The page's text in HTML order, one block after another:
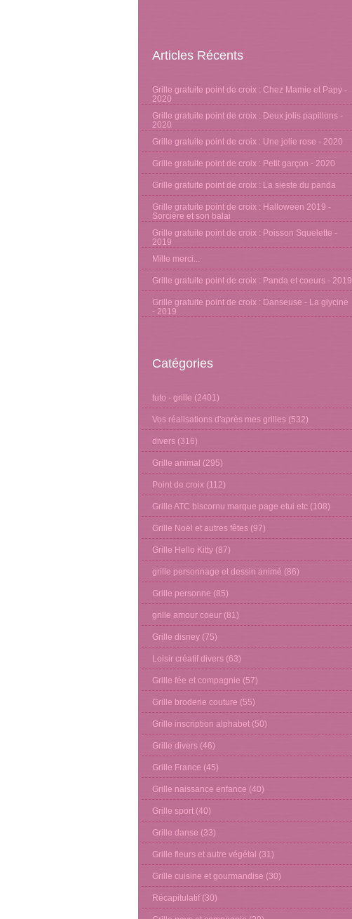
Articles Récents
Grille gratuite point de croix : Chez Mamie et Papy -
2020
Grille gratuite point de croix : Deux jolis papillons -
2020
Grille gratuite point de croix : Une jolie rose - 2020
Grille gratuite point de croix : Petit garçon - 2020
Grille gratuite point de croix : La sieste du panda
Grille gratuite point de croix : Halloween 2019 -
Sorcière et son balai
Grille gratuite point de croix : Poisson Squelette -
2019
Mille merci...
Grille gratuite point de croix : Panda et coeurs - 2019
Grille gratuite point de croix : Danseuse - La glycine
- 2019
Catégories
tuto - grille (2401)
Vos réalisations d'après mes grilles (532)
divers (316)
Grille animal (295)
Point de croix (112)
Grille ATC biscornu marque page etui etc (108)
Grille Noël et autres fêtes (97)
Grille Hello Kitty (87)
grille personnage et dessin animé (86)
Grille personne (85)
grille amour coeur (81)
Grille disney (75)
Loisir créatif divers (63)
Grille fée et compagnie (57)
Grille broderie couture (55)
Grille inscription alphabet (50)
Grille divers (46)
Grille France (45)
Grille naissance enfance (40)
Grille sport (40)
Grille danse (33)
Grille fleurs et autre végétal (31)
Grille cuisine et gourmandise (30)
Récapitulatif (30)